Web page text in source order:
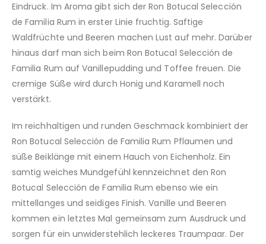
Eindruck. Im Aroma gibt sich der Ron Botucal Selección
de Familia Rum in erster Linie fruchtig. Saftige
Waldfrüchte und Beeren machen Lust auf mehr. Darüber
hinaus darf man sich beim Ron Botucal Selección de
Familia Rum auf Vanillepudding und Toffee freuen. Die
cremige Süße wird durch Honig und Karamell noch
verstärkt.
Im reichhaltigen und runden Geschmack kombiniert der
Ron Botucal Selección de Familia Rum Pflaumen und
süße Beiklänge mit einem Hauch von Eichenholz. Ein
samtig weiches Mundgefühl kennzeichnet den Ron
Botucal Selección de Familia Rum ebenso wie ein
mittellanges und seidiges Finish. Vanille und Beeren
kommen ein letztes Mal gemeinsam zum Ausdruck und
sorgen für ein unwiderstehlich leckeres Traumpaar. Der